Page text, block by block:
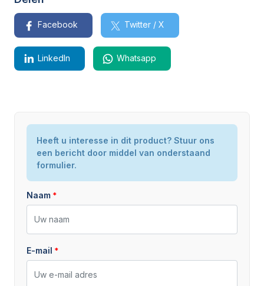
Facebook Twitter / X
LinkedIn Whatsapp
Model / Type G2200E
Heeft u interesse in dit product? Stuur ons
een bericht door middel van onderstaand
formulier.
Naam
E-mail